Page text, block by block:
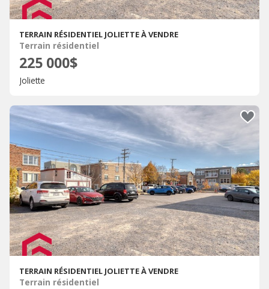
TERRAIN RÉSIDENTIEL JOLIETTE À VENDRE
Terrain résidentiel
225 000$
Joliette
TERRAIN RÉSIDENTIEL JOLIETTE À VENDRE
Terrain résidentiel